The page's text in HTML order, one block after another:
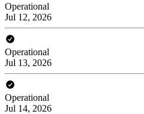
Operational
Jul 12, 2026
Operational
Jul 13, 2026
Operational
Jul 14, 2026